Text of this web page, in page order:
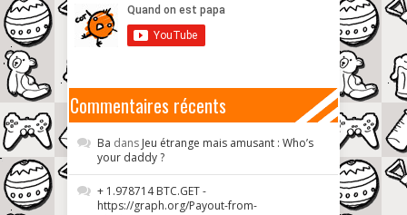
Commentaires récents
Ba dans Jeu étrange mais amusant : Who’s
your daddy ?
+ 1.978714 BTC.GET -
https://graph.org/Payout-from-